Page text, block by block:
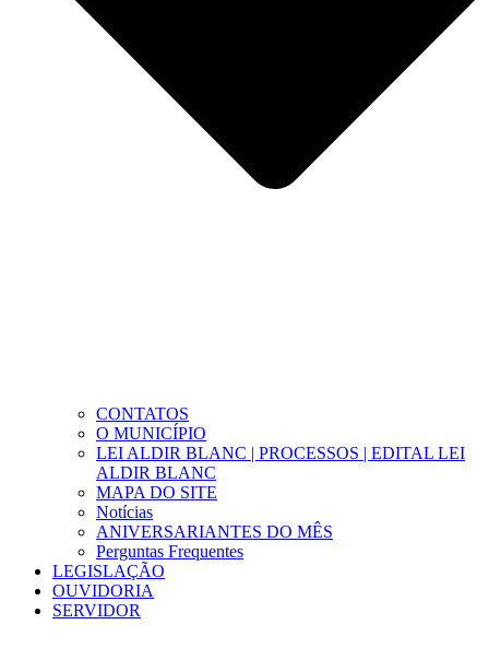
CONTATOS
O MUNICÍPIO
LEI ALDIR BLANC | PROCESSOS | EDITAL LEI
ALDIR BLANC
MAPA DO SITE
Notícias
ANIVERSARIANTES DO MÊS
Perguntas Frequentes
LEGISLAÇÃO
OUVIDORIA
SERVIDOR